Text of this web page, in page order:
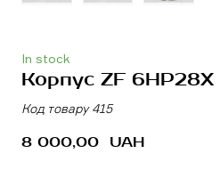
In stock
Корпус ZF 6HP28X
Код товару 415
8 000,00  UAH